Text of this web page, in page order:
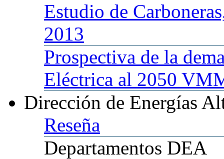
Estudio de
2013
Prospectiva de la
Eléctrica al 2050
Dirección de Energías
Reseña
Departamentos DEA